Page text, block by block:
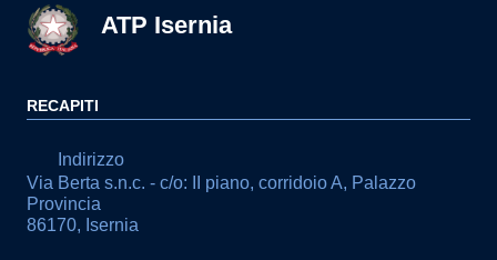
ATP Isernia
RECAPITI
Indirizzo
Via Berta s.n.c. - c/o: II piano, corridoio A, Palazzo
Provincia
86170, Isernia